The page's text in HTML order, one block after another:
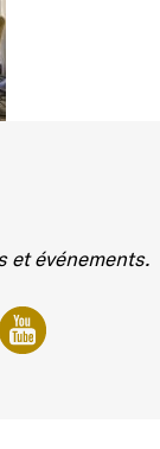
et événements.